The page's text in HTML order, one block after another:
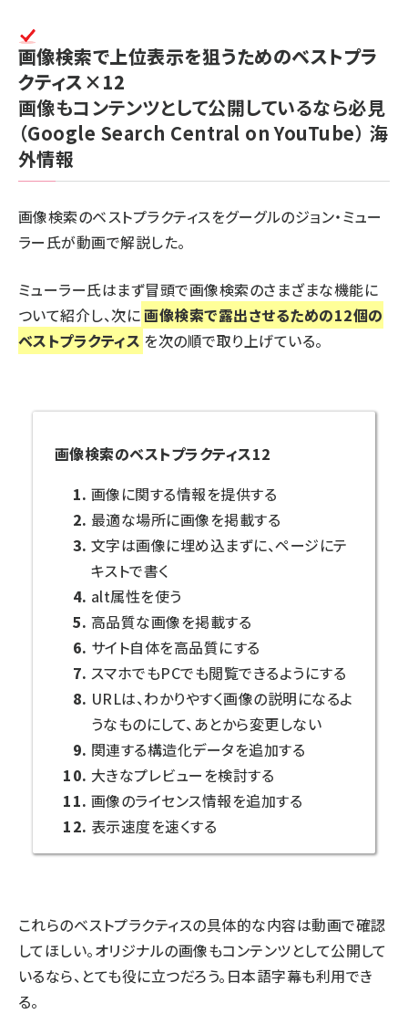
画像検索で上位表示を狙うためのベストプラ
クティス×12
画像もコンテンツとして公開しているなら必見
（Google Search Central on YouTube） 海
外情報
画像検索のベストプラクティスをグーグルのジョン・ミュー
ラー氏が動画で解説した。
ミューラー氏はまず冒頭で画像検索のさまざまな機能に
ついて紹介し、次に画像検索で露出させるための12個の
ベストプラクティス を次の順で取り上げている。
画像検索のベストプラクティス12
画像に関する情報を提供する
最適な場所に画像を掲載する
文字は画像に埋め込まずに、ページにテ
キストで書く
alt属性を使う
高品質な画像を掲載する
サイト自体を高品質にする
スマホでもPCでも閲覧できるようにする
URLは、わかりやすく画像の説明になるよ
うなものにして、あとから変更しない
関連する構造化データを追加する
大きなプレビューを検討する
画像のライセンス情報を追加する
表示速度を速くする
これらのベストプラクティスの具体的な内容は動画で確認
してほしい。オリジナルの画像もコンテンツとして公開して
いるなら、とても役に立つだろう。日本語字幕も利用でき
る。